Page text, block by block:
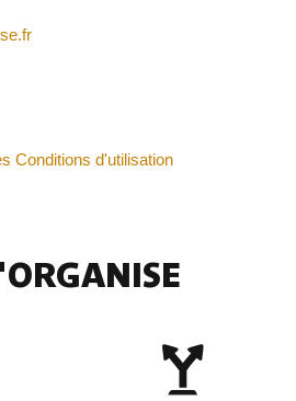
Conditions d'utilisation